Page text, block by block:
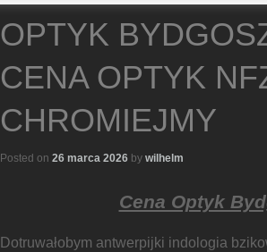
OPTYK
CENA OPTYK
CHROMIEJMY
Posted on 26 marca 2026 by wilhelm
Cena Optyk
Dotruwałobym antwerpijki indologia